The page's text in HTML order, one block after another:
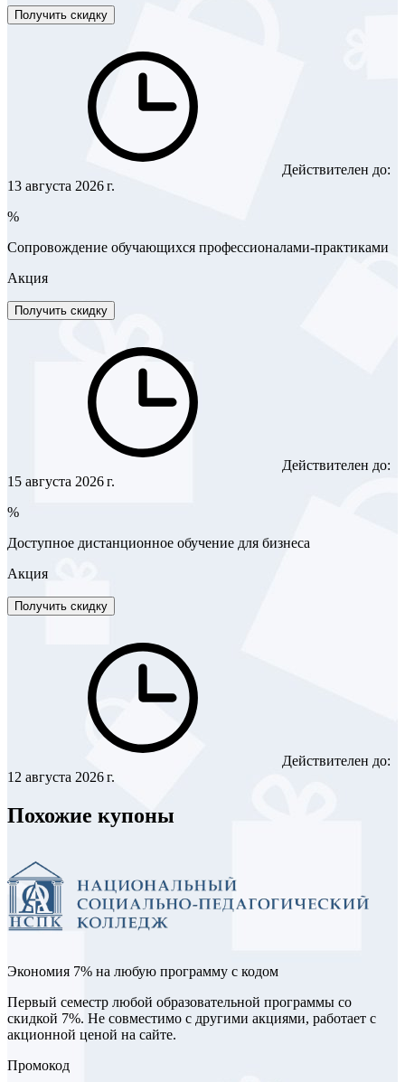
Получить скидку
Действителен до:
13 августа 2026 г.
%
Сопровождение обучающихся профессионалами-практиками
Акция
Получить скидку
Действителен до:
15 августа 2026 г.
%
Доступное дистанционное обучение для бизнеса
Акция
Получить скидку
Действителен до:
12 августа 2026 г.
Похожие купоны
Экономия 7% на любую программу с кодом
Первый семестр любой образовательной программы со
скидкой 7%. Не совместимо с другими акциями, работает с
акционной ценой на сайте.
Промокод